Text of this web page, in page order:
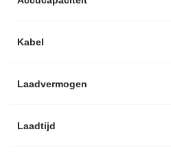
Kabel
Laadvermogen
Laadtijd